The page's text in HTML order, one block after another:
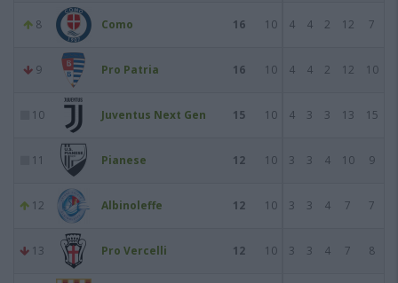
8 Como 16 10 4 4 2 12 7
9 Pro Patria 16 10 4 4 2 12 10
10 Juventus Next Gen 15 10 4 3 3 13 15
11 Pianese 12 10 3 3 4 10 9
12 Albinoleffe 12 10 3 3 4 7 7
13 Pro Vercelli 12 10 3 3 4 7 8